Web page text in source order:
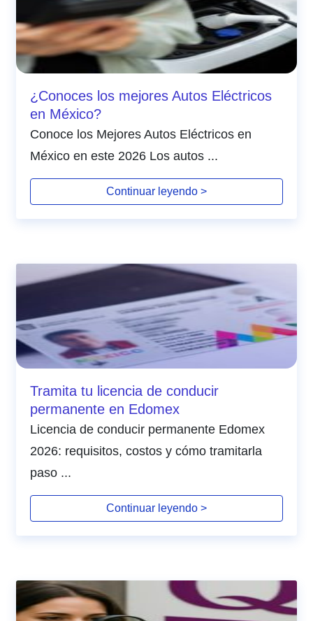
¿Conoces los mejores Autos Eléctricos
en México?
Conoce los Mejores Autos Eléctricos en
México en este 2026 Los autos ...
Continuar leyendo >
Tramita tu licencia de conducir
permanente en Edomex
Licencia de conducir permanente Edomex
2026: requisitos, costos y cómo tramitarla
paso ...
Continuar leyendo >